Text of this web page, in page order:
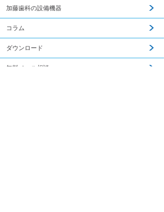
加藤歯科の設備機器
コラム
ダウンロード
無料メール相談